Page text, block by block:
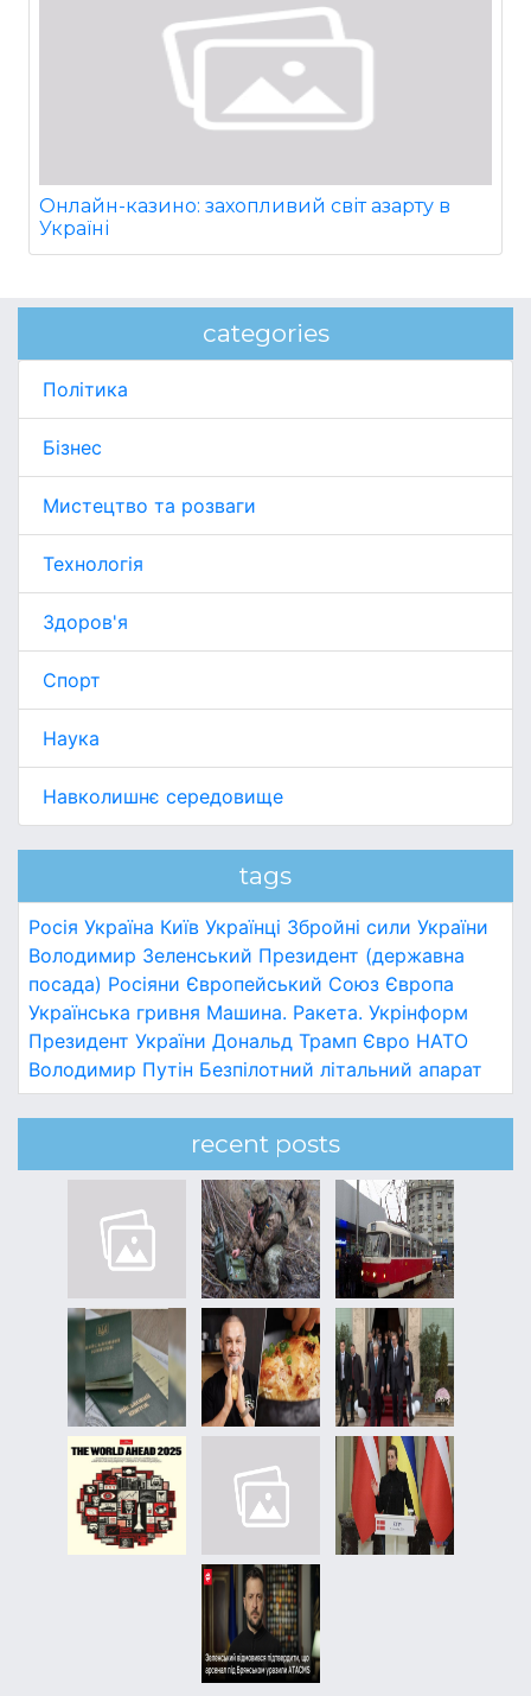
Онлайн-казино: захопливий світ азарту в
Україні
categories
Політика
Бізнес
Мистецтво та розваги
Технологія
Здоров'я
Спорт
Наука
Навколишнє середовище
tags
Росія Україна Київ Українці Збройні сили України
Володимир Зеленський Президент (державна
посада) Росіяни Європейський Союз Європа
Українська гривня Машина. Ракета. Укрінформ
Президент України Дональд Трамп Євро НАТО
Володимир Путін Безпілотний літальний апарат
recent posts